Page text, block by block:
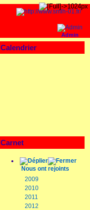
Admin
Calendrier
Carnet
Nous ont rejoints
2009
2010
2011
2012